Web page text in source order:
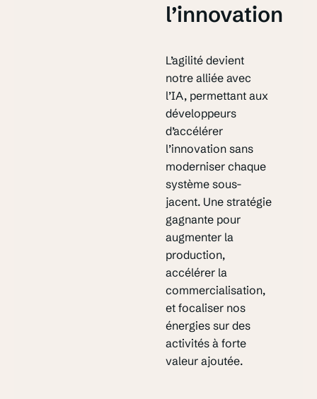
l’innovation
L’agilité devient
notre alliée avec
l’IA, permettant aux
développeurs
d’accélérer
l’innovation sans
moderniser chaque
système sous-
jacent. Une stratégie
gagnante pour
augmenter la
production,
accélérer la
commercialisation,
et focaliser nos
énergies sur des
activités à forte
valeur ajoutée.